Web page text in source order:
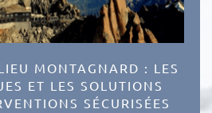
MONTAGNARD : LES
ET LES SOLUTIONS
SÉCURISÉES